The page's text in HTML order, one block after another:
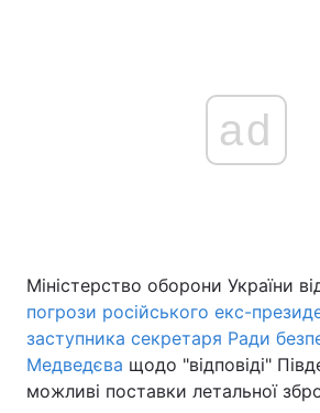
ad
Міністерство оборони України
погрози російського екс-
заступника секретаря Ради
Медведєва щодо "відповіді"
можливі поставки летальної